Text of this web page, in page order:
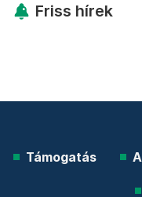
Friss hírek
Támogatás